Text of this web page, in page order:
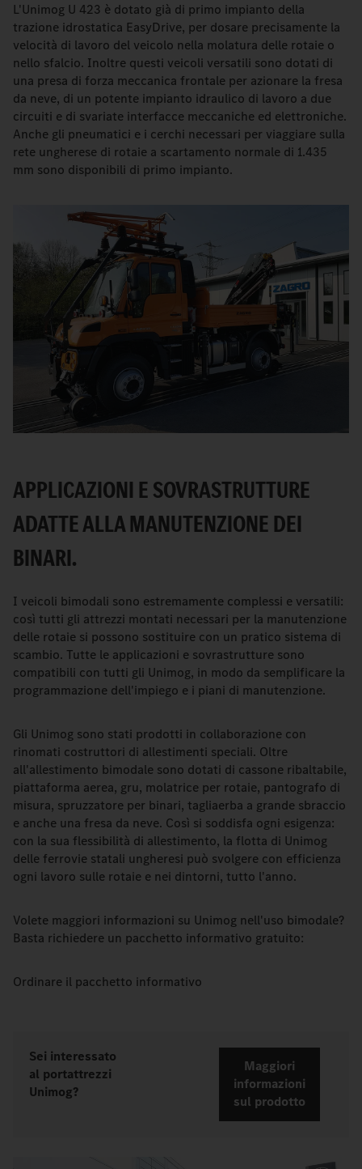
L'Unimog U 423 è dotato già di primo impianto della
trazione idrostatica EasyDrive, per dosare precisamente la
velocità di lavoro del veicolo nella molatura delle rotaie o
nello sfalcio. Inoltre questi veicoli versatili sono dotati di
una presa di forza meccanica frontale per azionare la fresa
da neve, di un potente impianto idraulico di lavoro a due
circuiti e di svariate interfacce meccaniche ed elettroniche.
Anche gli pneumatici e i cerchi necessari per viaggiare sulla
rete ungherese di rotaie a scartamento normale di 1.435
mm sono disponibili di primo impianto.
APPLICAZIONI E SOVRASTRUTTURE
ADATTE ALLA MANUTENZIONE DEI
BINARI.
I veicoli bimodali sono estremamente complessi e versatili:
così tutti gli attrezzi montati necessari per la manutenzione
delle rotaie si possono sostituire con un pratico sistema di
scambio. Tutte le applicazioni e sovrastrutture sono
compatibili con tutti gli Unimog, in modo da semplificare la
programmazione dell'impiego e i piani di manutenzione.
Gli Unimog sono stati prodotti in collaborazione con
rinomati costruttori di allestimenti speciali. Oltre
all'allestimento bimodale sono dotati di cassone ribaltabile,
piattaforma aerea, gru, molatrice per rotaie, pantografo di
misura, spruzzatore per binari, tagliaerba a grande sbraccio
e anche una fresa da neve. Così si soddisfa ogni esigenza:
con la sua flessibilità di allestimento, la flotta di Unimog
delle ferrovie statali ungheresi può svolgere con efficienza
ogni lavoro sulle rotaie e nei dintorni, tutto l'anno.
Volete maggiori informazioni su Unimog nell'uso bimodale?
Basta richiedere un pacchetto informativo gratuito:
Ordinare il pacchetto informativo
Sei interessato
al portattrezzi
Unimog?
Maggiori
informazioni
sul prodotto